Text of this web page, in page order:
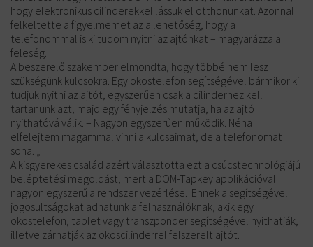
hogy elektronikus cilinderekkel lássuk el otthonunkat. Azonnal
felkeltette a figyelmemet az a lehetőség, hogy a
telefonommal is ki tudom nyitni az ajtónkat – magyarázza a
feleség.
A beszerelő szakember elmondta, hogy többé nem lesz
szükségünk kulcsokra. Egy okostelefon segítségével bármikor ki
tudjuk nyitni az ajtót, egyszerűen csak a cilinderhez kell
tartanunk azt, majd egy fényjelzés mutatja, ha az ajtó
nyithatóvá válik. – Nagyon egyszerűen működik. Néha
elfelejtem magammal vinni a kulcsaimat, de a telefonomat
soha. „
A kisgyerekes család azért választotta ezt a csúcstechnológiájú
beléptetési megoldást, mert a DOM-Tapkey applikációval
nagyon egyszerű a rendszer vezérlése. Ennek a segítségével
jogosultságokat adhatunk a felhasználóknak, akik egy
okostelefon, tablet vagy transzponder segítségével nyithatják,
illetve zárhatják az okoscilinderrel felszerelt ajtót.